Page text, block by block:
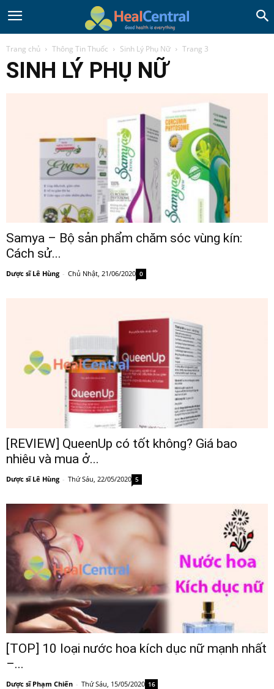
Trang chủ Thông Tin Thuốc Sinh Lý Phụ Nữ Trang 3
SINH LÝ PHỤ NỮ
Samya – Bộ sản phẩm chăm sóc vùng kín:
Cách sử...
Dược sĩ Lê Hùng - Chủ Nhật, 21/06/2020 0
[REVIEW] QueenUp có tốt không? Giá bao
nhiêu và mua ở...
Dược sĩ Lê Hùng - Thứ Sáu, 22/05/2020 5
[TOP] 10 loại nước hoa kích dục nữ mạnh nhất
–...
Dược sĩ Phạm Chiến - Thứ Sáu, 15/05/2020 16